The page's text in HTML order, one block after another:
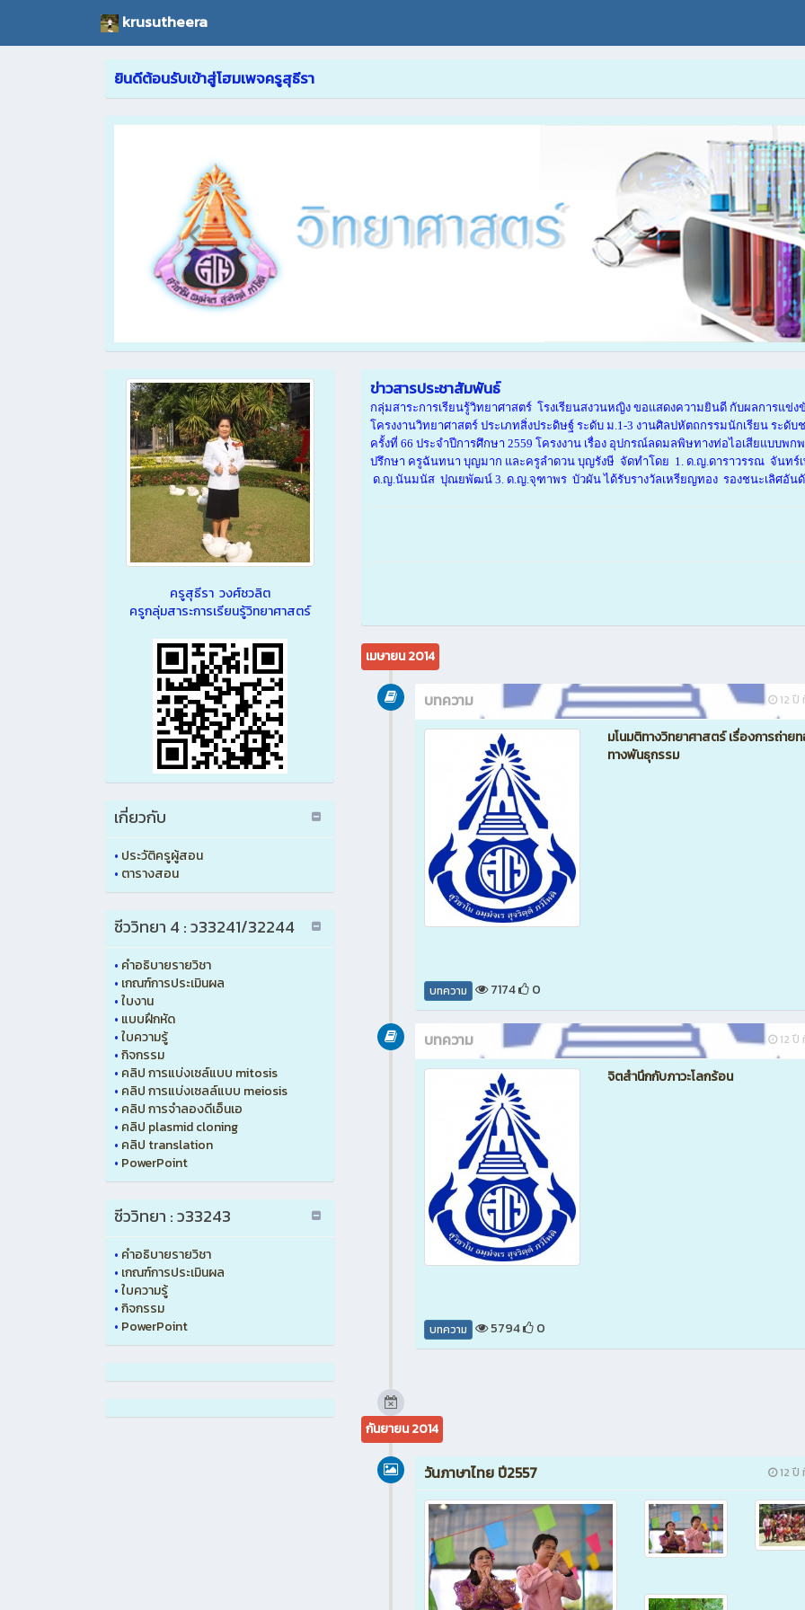
krusutheera
ยินดีต้อนรับเข้าสู่โฮมเพจครูสุธีรา
ครูสุธีรา วงศ์ชวลิต
ครูกลุ่มสาระการเรียนรู้วิทยาศาสตร์
เกี่ยวกับ
• ประวัติครูผู้สอน
• ตารางสอน
ชีววิทยา 4 : ว33241/32244
• คำอธิบายรายวิชา
• เกณฑ์การประเมินผล
•ใบงาน
• แบบฝึกหัด
•ใบความรู้
•กิจกรรม
• คลิป การแบ่งเซล์แบบ mitosis
• คลิป การแบ่งเซลล์แบบ meiosis
• คลิป การจำลองดีเอ็นเอ
• คลิป plasmid cloning
• คลิป translation
• PowerPoint
ชีววิทยา : ว33243
• คำอธิบายรายวิชา
• เกณฑ์การประเมินผล
•ใบความรู้
•กิจกรรม
• PowerPoint
ข่าวสารประชาสัมพันธ์
กลุ่มสาระการเรียนรู้วิทยาศาสตร์ โรงเรียนสงวนหญิง ขอแสดงความยินดี กับผลการแข่ง
โครงงานวิทยาศาสตร์ ประเภทสิ่งประดิษฐ์ ระดับ ม.1-3 งานศิลปหัตถกรรมนักเรียน ระดับ
ครั้งที่ 66 ประจำปีการศึกษา 2559 โครงงาน เรื่อง อุปกรณ์ลดมลพิษทางท่อไอเสียแบบพก
ปรึกษา ครูฉันทนา บุญมาก และครูลำดวน บุญรังษี จัดทำโดย 1. ด.ญ.ดาราวรรณ จันทร์
ด.ญ.นันมนัส ปุณยพัฒน์ 3. ด.ญ.จุฑาพร บัวผัน ได้รับรางวัลเหรียญทอง รองชนะเลิศอัน
เมษายน 2014
12 ปี
บทความ
มโนมติทางวิทยาศาสตร์ เรื่องการถ่าย
ทางพันธุกรรม
บทความ 7174 0
12 ปี
บทความ
จิตสำนึกกับภาวะโลกร้อน
บทความ 5794 0
กันยายน 2014
12 ปี
วันภาษาไทย ปี2557